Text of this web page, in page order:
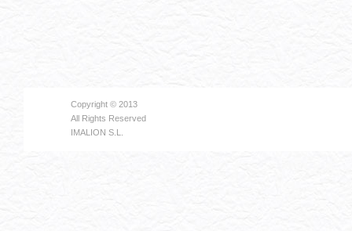
Copyright © 2013
All Rights Reserved
IMALION S.L.